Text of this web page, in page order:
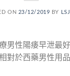
ON 23/12/2019 BY
男性陽痿早泄最
對於西藥男性用